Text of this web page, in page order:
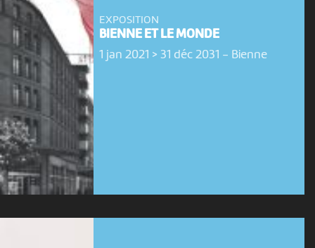
EXPOSITION
BIENNE ET LE MONDE
1 jan 2021 > 31 déc 2031 - Bienne